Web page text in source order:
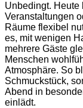
Unbedingt. Heute
Veranstaltungen
Räume flexibel
es, mit wenigen
mehrere Gäste
Menschen
Atmosphäre. So
Schmuckstück,
Abend in
einlädt.